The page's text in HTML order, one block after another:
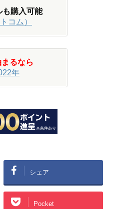
購入可能
コム）
るなら
年
シェア
Pocket